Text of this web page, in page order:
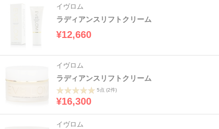
イヴロム
ラディアンスリフトクリーム
¥12,660
イヴロム
ラディアンスリフトクリーム
5点 (2件)
¥16,300
イヴロム